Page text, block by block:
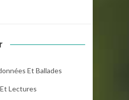
Et Ballades
Lectures